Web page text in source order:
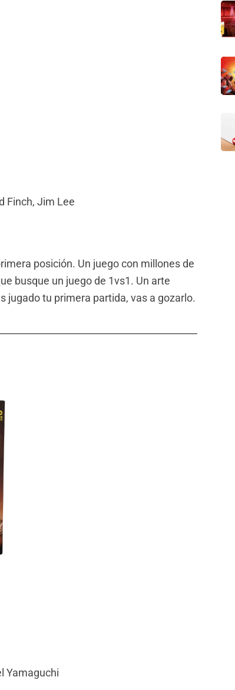
Finch, Jim Lee
posición. Un juego con millones de
busque un juego de 1vs1. Un arte
jugado tu primera partida, vas a gozarlo.
Yamaguchi